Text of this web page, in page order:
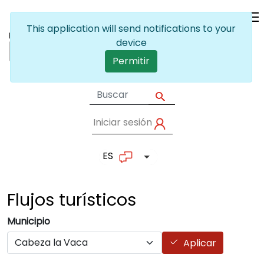
User account
Iniciar sesión
ES Lista adicional de
Flujos turísticos
Municipio
Aplicar
This application will send notifications to your
device
Permitir